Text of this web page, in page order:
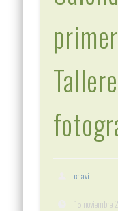
chavi
15 noviembre